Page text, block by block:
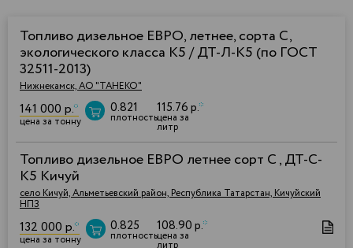
Топливо дизельное ЕВРО, летнее, сорта С,
экологического класса К5 / ДТ-Л-К5 (по ГОСТ
32511-2013)
Нижнекамск, АО "ТАНЕКО"
141 000 р.*
цена за тонну
0.821
плотность
115.76 р.*
цена за
литр
Топливо дизельное ЕВРО летнее сорт C , ДТ-C-
К5 Кичуй
село Кичуй, Альметьевский район, Республика Татарстан, Кичуйский
НПЗ
132 000 р.*
цена за тонну
0.825
плотность
108.90 р.*
цена за